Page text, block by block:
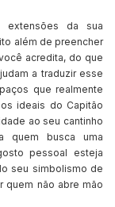
da sua
além de preencher
acredita, do que
a traduzir esse
que realmente
ideais do Capitão
ao seu cantinho
quem busca uma
pessoal esteja
seu simbolismo de
quem não abre mão